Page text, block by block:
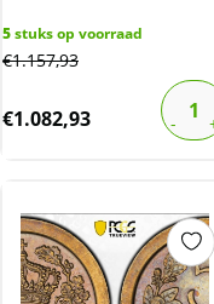
5stuks op voorraad
€1.157,93
€1.082,93